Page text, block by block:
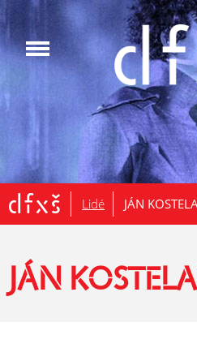
.
Lidé JÁN
JÁN